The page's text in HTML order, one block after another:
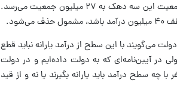
تصور عمومی بر این قرار گرفته است که این سه دهک خیلی پولدار هستند در حالی که جمعیت این سه دهک به ۲۷ میلیون جمعیت می‌رسد.
می‌گویند با این سطح از درآمد یارانه نباید قطع
آیین‌نامه‌ای که به دولت داده‌ایم و در دولت
درآمد باید یارانه بگیرند یا نه و از قید